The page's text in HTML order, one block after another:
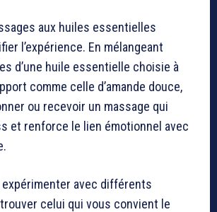
aux huiles essentielles
l’expérience. En mélangeant
d’une huile essentielle choisie à
comme celle d’amande douce,
ou recevoir un massage qui
et renforce le lien émotionnel avec
expérimenter avec différents
celui qui vous convient le